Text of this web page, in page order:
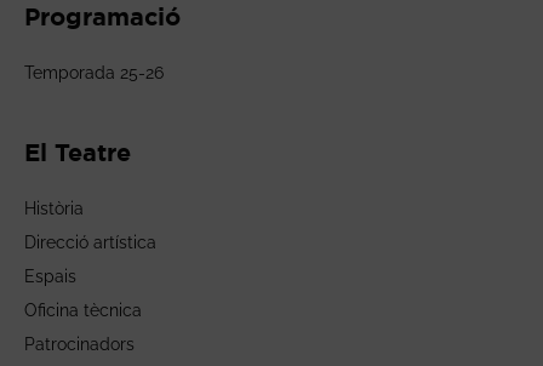
Programació
Temporada 25-26
El Teatre
Història
Direcció artística
Espais
Oficina tècnica
Patrocinadors